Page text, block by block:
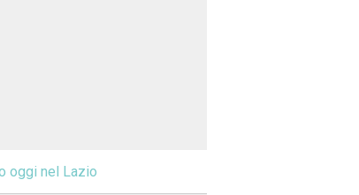
oggi nel Lazio